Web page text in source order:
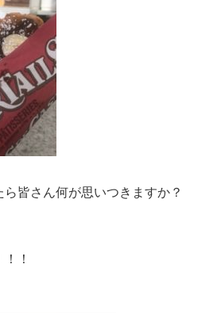
皆さん何が思いつきますか？
！